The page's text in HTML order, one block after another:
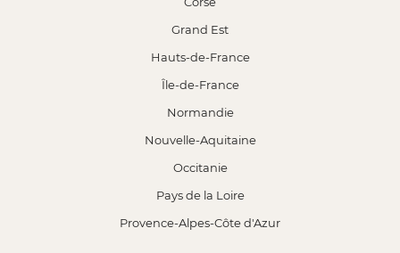
Grand Est
Hauts-de-France
Île-de-France
Normandie
Nouvelle-Aquitaine
Occitanie
Pays de la Loire
Provence-Alpes-Côte d'Azur